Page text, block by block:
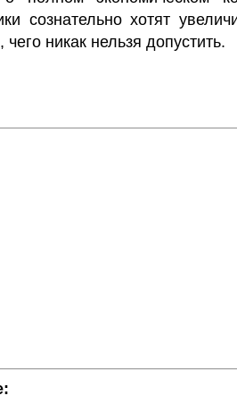
сознательно хотят
никак нельзя допустить.